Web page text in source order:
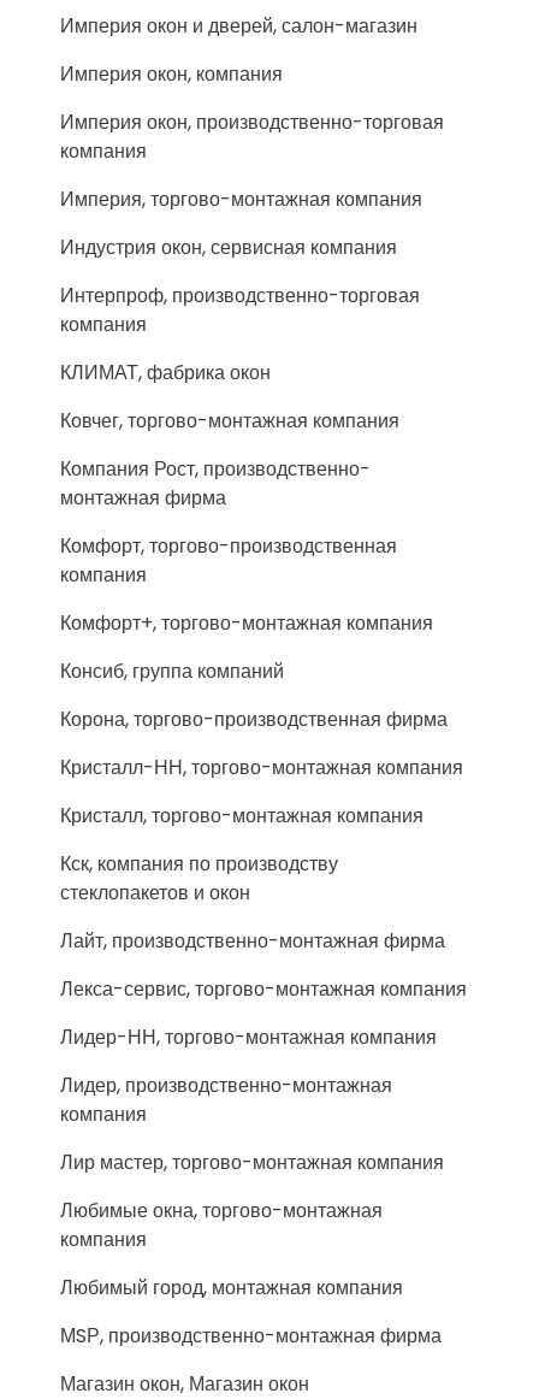
Империя окон и дверей, салон-магазин
Империя окон, компания
Империя окон, производственно-торговая
компания
Империя, торгово-монтажная компания
Индустрия окон, сервисная компания
Интерпроф, производственно-торговая
компания
КЛИМАТ, фабрика окон
Ковчег, торгово-монтажная компания
Компания Рост, производственно-
монтажная фирма
Комфорт, торгово-производственная
компания
Комфорт+, торгово-монтажная компания
Консиб, группа компаний
Корона, торгово-производственная фирма
Кристалл-НН, торгово-монтажная компания
Кристалл, торгово-монтажная компания
Кск, компания по производству
стеклопакетов и окон
Лайт, производственно-монтажная фирма
Лекса-сервис, торгово-монтажная компания
Лидер-НН, торгово-монтажная компания
Лидер, производственно-монтажная
компания
Лир мастер, торгово-монтажная компания
Любимые окна, торгово-монтажная
компания
Любимый город, монтажная компания
МSР, производственно-монтажная фирма
Магазин окон, Магазин окон